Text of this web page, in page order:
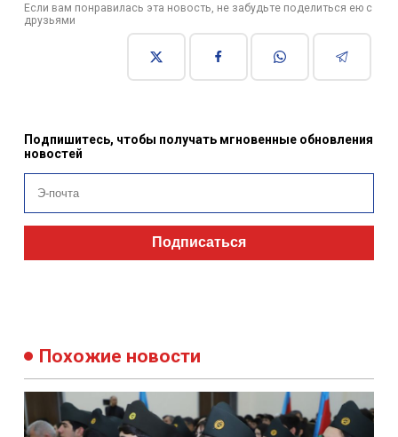
Если вам понравилась эта новость, не забудьте поделиться ею с
друзьями
Подпишитесь, чтобы получать мгновенные обновления
новостей
Подписаться
Похожие новости